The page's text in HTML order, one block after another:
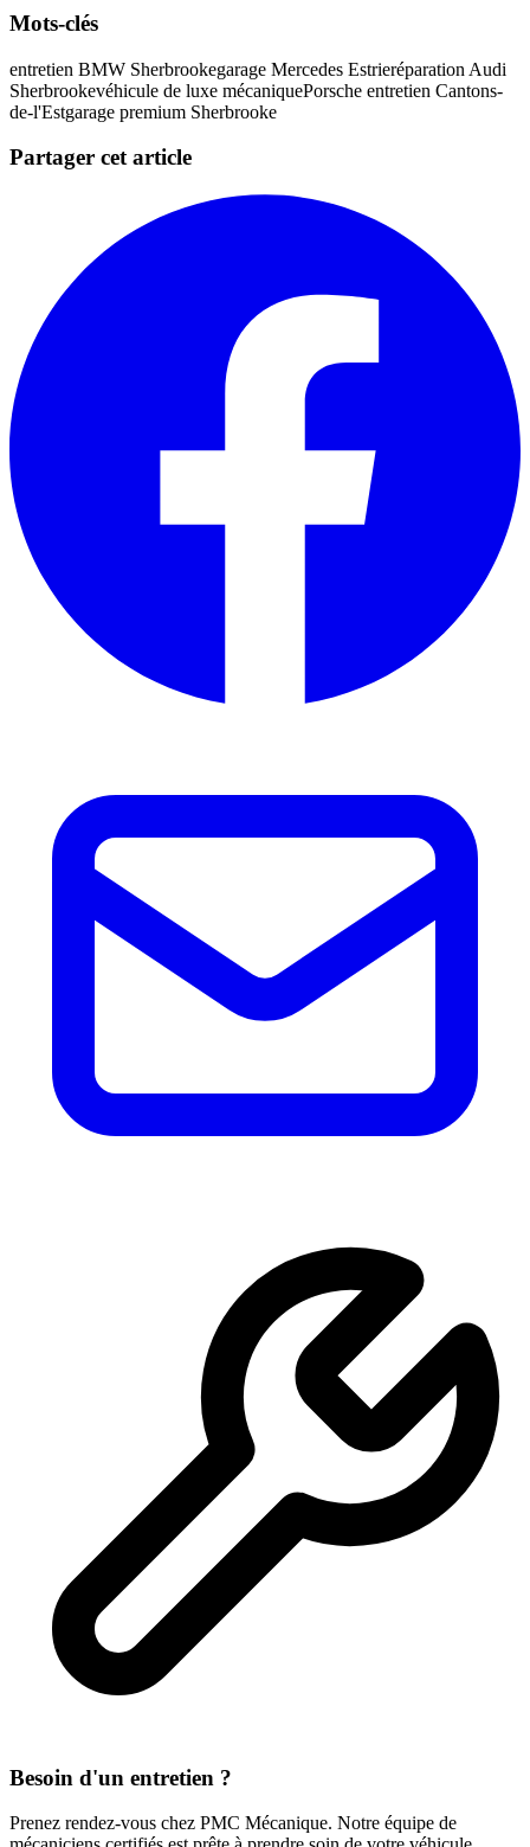
Mots-clés
entretien BMW Sherbrookegarage Mercedes Estrieréparation Audi
Sherbrookevéhicule de luxe mécaniquePorsche entretien Cantons-
de-l'Estgarage premium Sherbrooke
Partager cet article
Besoin d'un entretien ?
Prenez rendez-vous chez PMC Mécanique. Notre équipe de